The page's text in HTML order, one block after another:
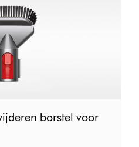
borstel voor